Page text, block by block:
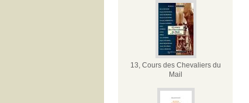
13, Cours des Chevaliers du
Mail